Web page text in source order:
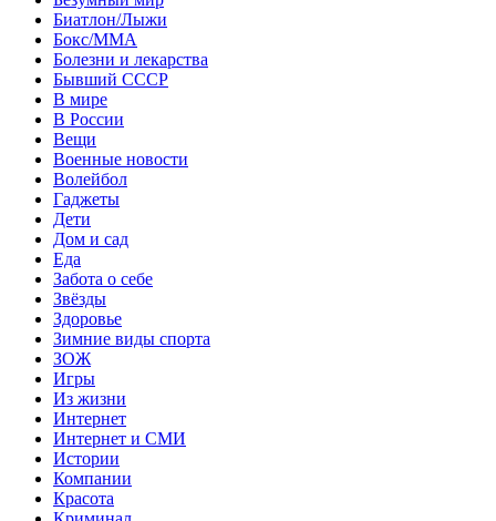
Биатлон/Лыжи
Бокс/MMA
Болезни и лекарства
Бывший СССР
В мире
В России
Вещи
Военные новости
Волейбол
Гаджеты
Дети
Дом и сад
Еда
Забота о себе
Звёзды
Здоровье
Зимние виды спорта
ЗОЖ
Игры
Из жизни
Интернет
Интернет и СМИ
Истории
Компании
Красота